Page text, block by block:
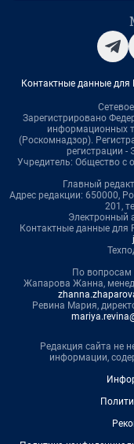
Контактные данные для
Зарегистрировано
информационных
(Роскомнадзор).
регистрации
Учредитель: Общество с
Главный
Адрес редакции: 650000,
201,
Электронный
Контактные данные для
По вопросам
Жапарова Жанна,
Ревина Мария,
Редакция сайта не
информации,